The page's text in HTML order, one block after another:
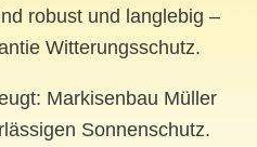
robust und langlebig –
Witterungsschutz.
Markisenbau Müller
Sonnenschutz.